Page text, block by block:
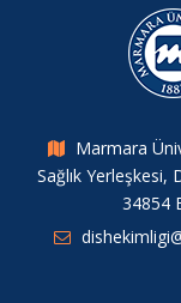
Marmara
Sağlık Yerleşkesi,
34854